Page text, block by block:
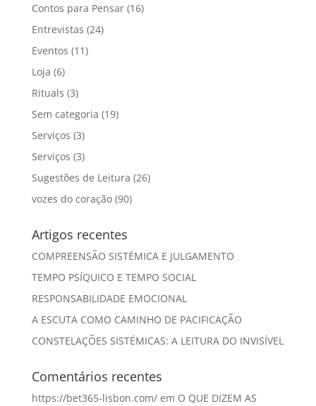
Contos para Pensar(16)
Entrevistas (24)
Eventos (11)
Loja (6)
Rituals (3)
Sem categoria (19)
Serviços (3)
Serviços (3)
Sugestões de Leitura (26)
vozes do coração(90)
Artigos recentes
COMPREENSÃO SISTÉMICA E JULGAMENTO
TEMPO PSÍQUICO E TEMPO SOCIAL
RESPONSABILIDADE EMOCIONAL
A ESCUTA COMO CAMINHO DE PACIFICAÇÃO
CONSTELAÇÕES SISTÉMICAS: A LEITURA DO INVISÍVEL
Comentários recentes
https://bet365-lisbon.com/em O QUE DIZEM AS